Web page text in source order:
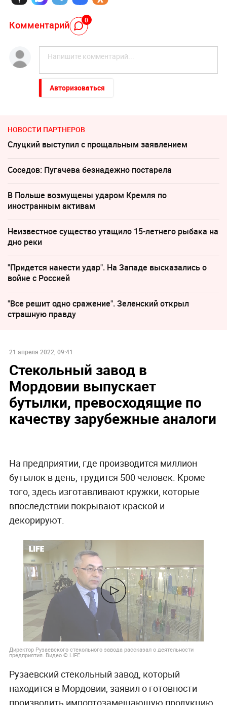
Комментарий 0
Авторизоваться
НОВОСТИ ПАРТНЕРОВ
Слуцкий выступил с прощальным заявлением
Соседов: Пугачева безнадежно постарела
В Польше возмущены ударом Кремля по
иностранным активам
Неизвестное существо утащило 15-летнего рыбака на
дно реки
"Придется нанести удар". На Западе высказались о
войне с Россией
"Все решит одно сражение". Зеленский открыл
страшную правду
21 апреля 2022, 09:41
Стекольный завод в
Мордовии выпускает
бутылки, превосходящие по
качеству зарубежные аналоги
На предприятии, где производится миллион
бутылок в день, трудится 500 человек. Кроме
того, здесь изготавливают кружки, которые
впоследствии покрывают краской и
декорируют.
Директор Рузаевского стекольного завода рассказал о деятельности
предприятия. Видео © LIFE
Рузаевский стекольный завод, который
находится в Мордовии, заявил о готовности
производить импортозамещающую продукцию.